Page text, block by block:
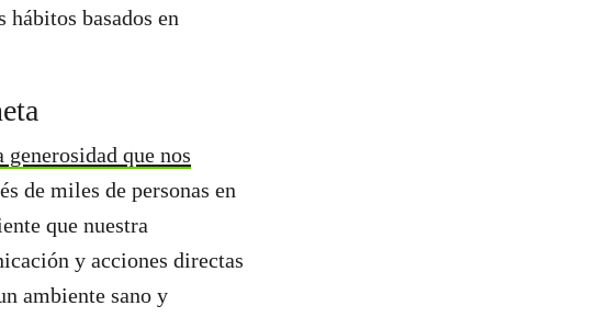
basados en
que nos
de miles de personas en
que nuestra
y acciones directas
ambiente sano y